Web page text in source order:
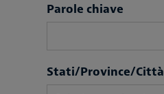
Filtra lavori per
Parole chiave
Stati/Province/Città